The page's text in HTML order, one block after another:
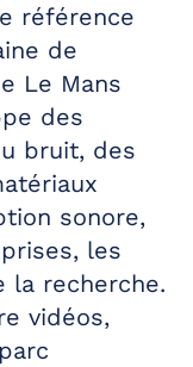
référence
de
Le Mans
des
bruit, des
sonore,
les
la recherche.
vidéos,